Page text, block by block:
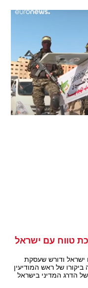
טווח עם ישראל
ישראל ודורש שעסקת
של ראש המודיעין
הדרג המדיני בישראל